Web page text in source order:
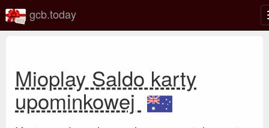
gcb.today
Mioplay Saldo karty
upominkowej